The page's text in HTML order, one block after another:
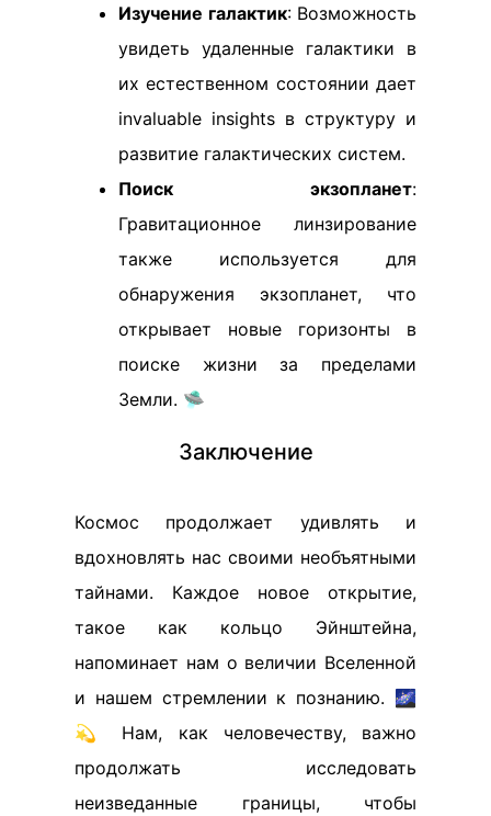
Изучение галактик: Возможность
увидеть удаленные галактики в
их естественном состоянии дает
invaluable insights в структуру и
развитие галактических систем.
Поиск экзопланет:
Гравитационное линзирование
также используется для
обнаружения экзопланет, что
открывает новые горизонты в
поиске жизни за пределами
Земли. 🛸
Заключение
Космос продолжает удивлять и
вдохновлять нас своими необъятными
тайнами. Каждое новое открытие,
такое как кольцо Эйнштейна,
напоминает нам о величии Вселенной
и нашем стремлении к познанию. 🌌
💫 Нам, как человечеству, важно
продолжать исследовать
неизведанные границы, чтобы